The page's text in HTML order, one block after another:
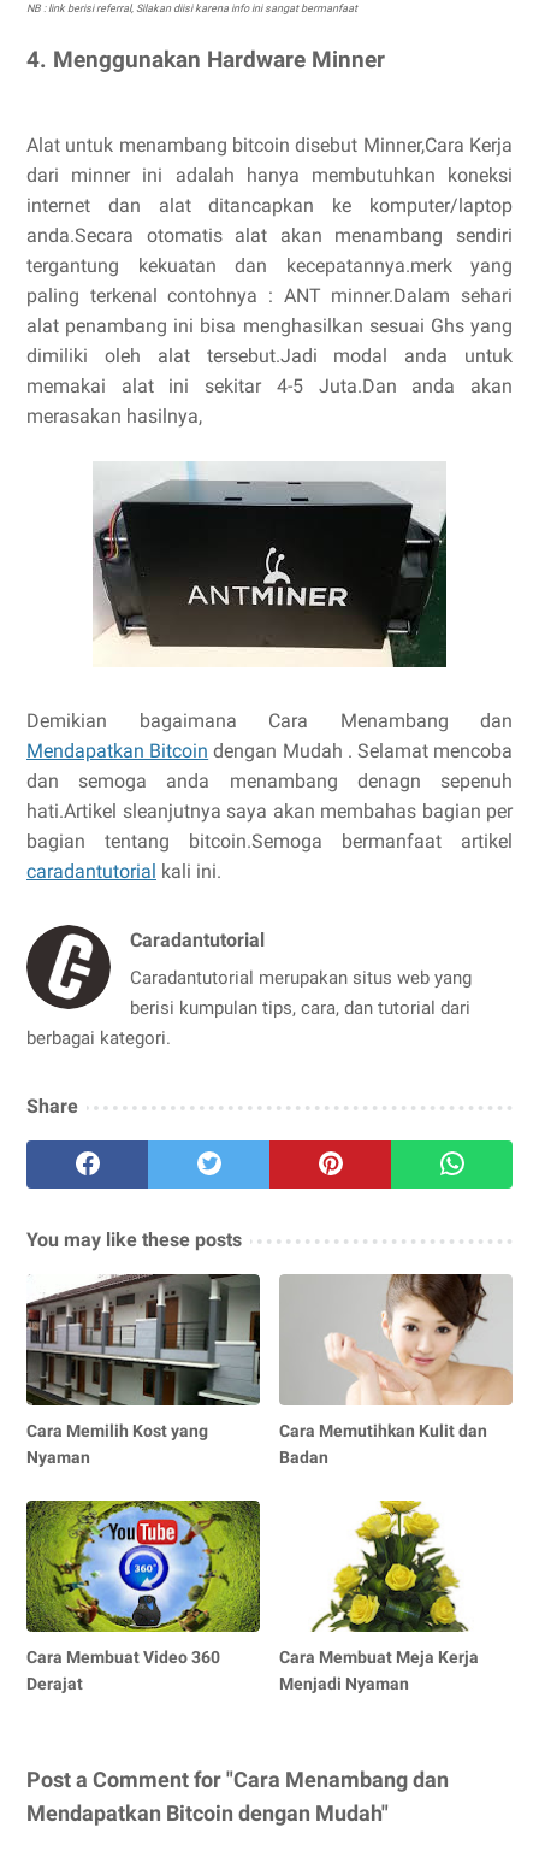
NB : link berisi referral, Silakan diisi karena info ini sangat bermanfaat
4. Menggunakan Hardware Minner
Alat untuk menambang bitcoin disebut Minner,Cara Kerja
dari minner ini adalah hanya membutuhkan koneksi
internet dan alat ditancapkan ke komputer/laptop
anda.Secara otomatis alat akan menambang sendiri
tergantung kekuatan dan kecepatannya.merk yang
paling terkenal contohnya : ANT minner.Dalam sehari
alat penambang ini bisa menghasilkan sesuai Ghs yang
dimiliki oleh alat tersebut.Jadi modal anda untuk
memakai alat ini sekitar 4-5 Juta.Dan anda akan
merasakan hasilnya,
Demikian bagaimana Cara Menambang dan
Mendapatkan Bitcoin dengan Mudah . Selamat mencoba
dan semoga anda menambang denagn sepenuh
hati.Artikel sleanjutnya saya akan membahas bagian per
bagian tentang bitcoin.Semoga bermanfaat artikel
caradantutorial kali ini.
Caradantutorial
Caradantutorial merupakan situs web yang
berisi kumpulan tips, cara, dan tutorial dari
berbagai kategori.
Share
You may like these posts
Cara Memilih Kost yang
Nyaman
Cara Memutihkan Kulit dan
Badan
Cara Membuat Video 360
Derajat
Cara Membuat Meja Kerja
Menjadi Nyaman
Post a Comment for "Cara Menambang dan
Mendapatkan Bitcoin dengan Mudah"